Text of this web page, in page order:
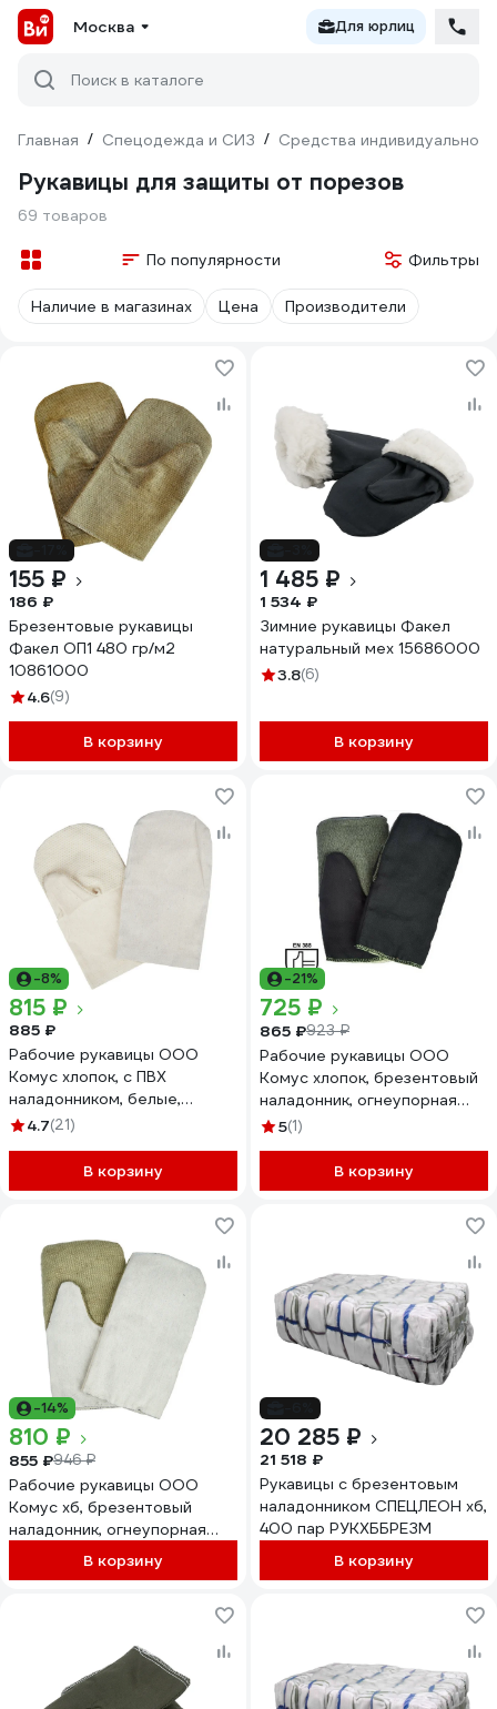
Москва Для юрлиц
Поиск в каталоге
Главная / Спецодежда и СИЗ / Средства индивидуальной
Рукавицы для защиты от порезов
69 товаров
По популярности Фильтры
Наличие в магазинах Цена Производители
155 ₽
186 ₽
Брезентовые рукавицы
Факел ОП1 480 гр/м2
10861000
4.6(9)
В корзину
1 485 ₽
1 534 ₽
Зимние рукавицы Факел
натуральный мех 15686000
3.8(6)
В корзину
-8%
815 ₽
885 ₽
Рабочие рукавицы ООО
Комус хлопок, с ПВХ
наладонником, белые,
плотность 240 г/кв.м, 10 пар
4.7(21)
В корзину
-21%
725 ₽
865 ₽923 ₽
Рабочие рукавицы ООО
Комус хлопок, брезентовый
наладонник, огнеупорная
пропитка, 220 гкв.м, 5пар
5(1)
В корзину
-14%
810 ₽
855 ₽946 ₽
Рабочие рукавицы ООО
Комус хб, брезентовый
наладонник, огнеупорная
пропитка, 240 гкв.м, 10пар
В корзину
20 285 ₽
21 518 ₽
Рукавицы с брезентовым
наладонником СПЕЦЛЕОН хб,
400 пар РУКХББРЕЗМ
В корзину